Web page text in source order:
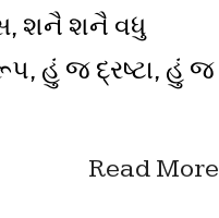
શનૈ શનૈ વધુ
હું જ દ્રષ્ટા, હું જ
Read More